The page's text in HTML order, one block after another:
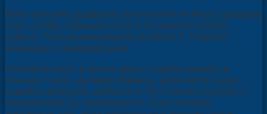
Муку просейте, добавьте слегка взбитые яйца с сахаром,
соль и опару. Замесите тесто и постепенно влейте
сливки. Тесто вымешивайте не менее 5-10 минут
миксером с насадкой крюк.
Поставьте тесто в теплое место и дайте подойти в
течение 1 часа, сделайте обминку, дайте тесту снова
подойти, обомните, добавьте в тесто изюм и цукаты и
перемешайте до однородности. Если спешите,